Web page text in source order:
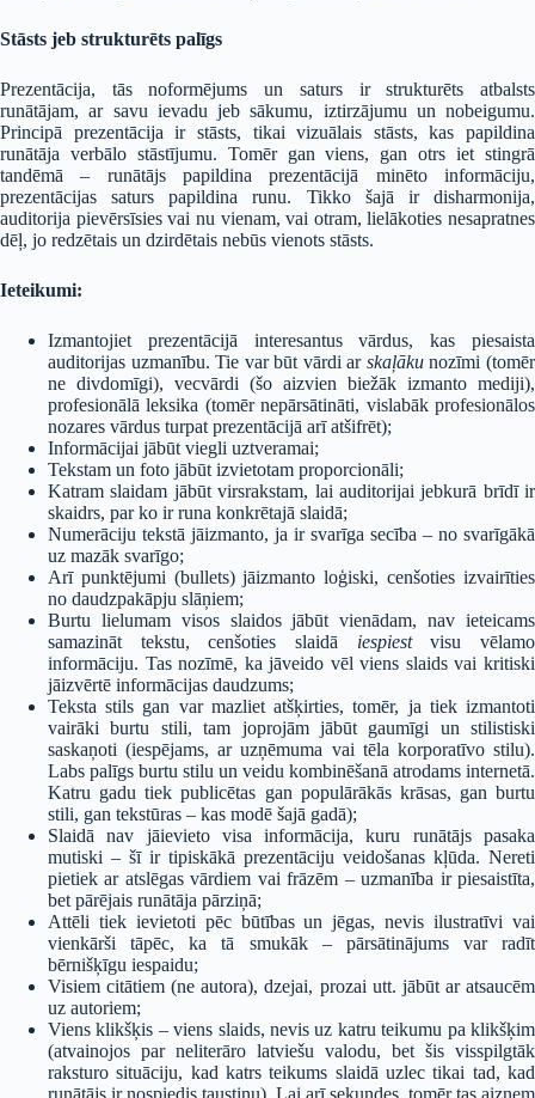
Stāsts jeb strukturēts palīgs
Prezentācija, tās noformējums un saturs ir strukturēts atbalsts
runātājam, ar savu ievadu jeb sākumu, iztirzājumu un nobeigumu.
Principā prezentācija ir stāsts, tikai vizuālais stāsts, kas papildina
runātāja verbālo stāstījumu. Tomēr gan viens, gan otrs iet stingrā
tandēmā – runātājs papildina prezentācijā minēto informāciju,
prezentācijas saturs papildina runu. Tikko šajā ir disharmonija,
auditorija pievērsīsies vai nu vienam, vai otram, lielākoties nesapratnes
dēļ, jo redzētais un dzirdētais nebūs vienots stāsts.
Ieteikumi:
Izmantojiet prezentācijā interesantus vārdus, kas piesaista
auditorijas uzmanību. Tie var būt vārdi ar skaļākunozīmi (tomēr
ne divdomīgi), vecvārdi (šo aizvien biežāk izmanto mediji),
profesionālā leksika (tomēr nepārsātināti, vislabāk profesionālos
nozares vārdus turpat prezentācijā arī atšifrēt);
Informācijai jābūt viegli uztveramai;
Tekstam un foto jābūt izvietotam proporcionāli;
Katram slaidam jābūt virsrakstam, lai auditorijai jebkurā brīdī ir
skaidrs, par ko ir runa konkrētajā slaidā;
Numerāciju tekstā jāizmanto, ja ir svarīga secība – no svarīgākā
uz mazāk svarīgo;
Arī punktējumi (bullets) jāizmanto loģiski, cenšoties izvairīties
no daudzpakāpju slāņiem;
Burtu lielumam visos slaidos jābūt vienādam, nav ieteicams
samazināt tekstu, cenšoties slaidā iespiestvisu vēlamo
informāciju. Tas nozīmē, ka jāveido vēl viens slaids vai kritiski
jāizvērtē informācijas daudzums;
Teksta stils gan var mazliet atšķirties, tomēr, ja tiek izmantoti
vairāki burtu stili, tam joprojām jābūt gaumīgi un stilistiski
saskaņoti (iespējams, ar uzņēmuma vai tēla korporatīvo stilu).
Labs palīgs burtu stilu un veidu kombinēšanā atrodams internetā.
Katru gadu tiek publicētas gan populārākās krāsas, gan burtu
stili, gan tekstūras – kas modē šajā gadā);
Slaidā nav jāievieto visa informācija, kuru runātājs pasaka
mutiski – šī ir tipiskākā prezentāciju veidošanas kļūda. Nereti
pietiek ar atslēgas vārdiem vai frāzēm – uzmanība ir piesaistīta,
bet pārējais runātāja pārziņā;
Attēli tiek ievietoti pēc būtības un jēgas, nevis ilustratīvi vai
vienkārši tāpēc, ka tā smukāk – pārsātinājums var radīt
bērnišķīgu iespaidu;
Visiem citātiem (ne autora), dzejai, prozai utt. jābūt ar atsaucēm
uz autoriem;
Viens klikšķis – viens slaids, nevis uz katru teikumu pa klikšķim
(atvainojos par neliterāro latviešu valodu, bet šis visspilgtāk
raksturo situāciju, kad katrs teikums slaidā uzlec tikai tad, kad
runātājs ir nospiedis taustiņu). Lai arī sekundes, tomēr tas aizņem